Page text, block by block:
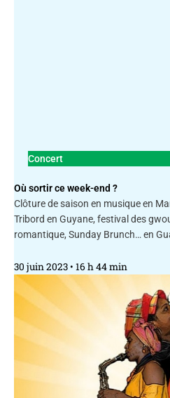
Concert
Où sortir ce week-end ?
Clôture de saison en musique en
Tribord en Guyane, festival des
romantique, Sunday Brunch… en
30 juin 2023 16 h 44 min